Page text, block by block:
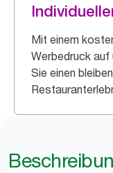
Mit einem
Werbedruck
Sie einen